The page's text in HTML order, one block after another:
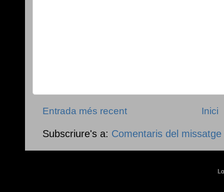
Entrada més recent Inici
Subscriure's a: Comentaris del